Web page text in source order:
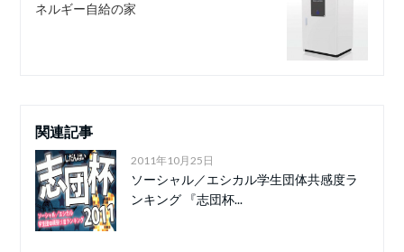
ネルギー自給の家
関連記事
2011年10月25日
ソーシャル／エシカル学生団体共感度ラ
ンキング 『志団杯...